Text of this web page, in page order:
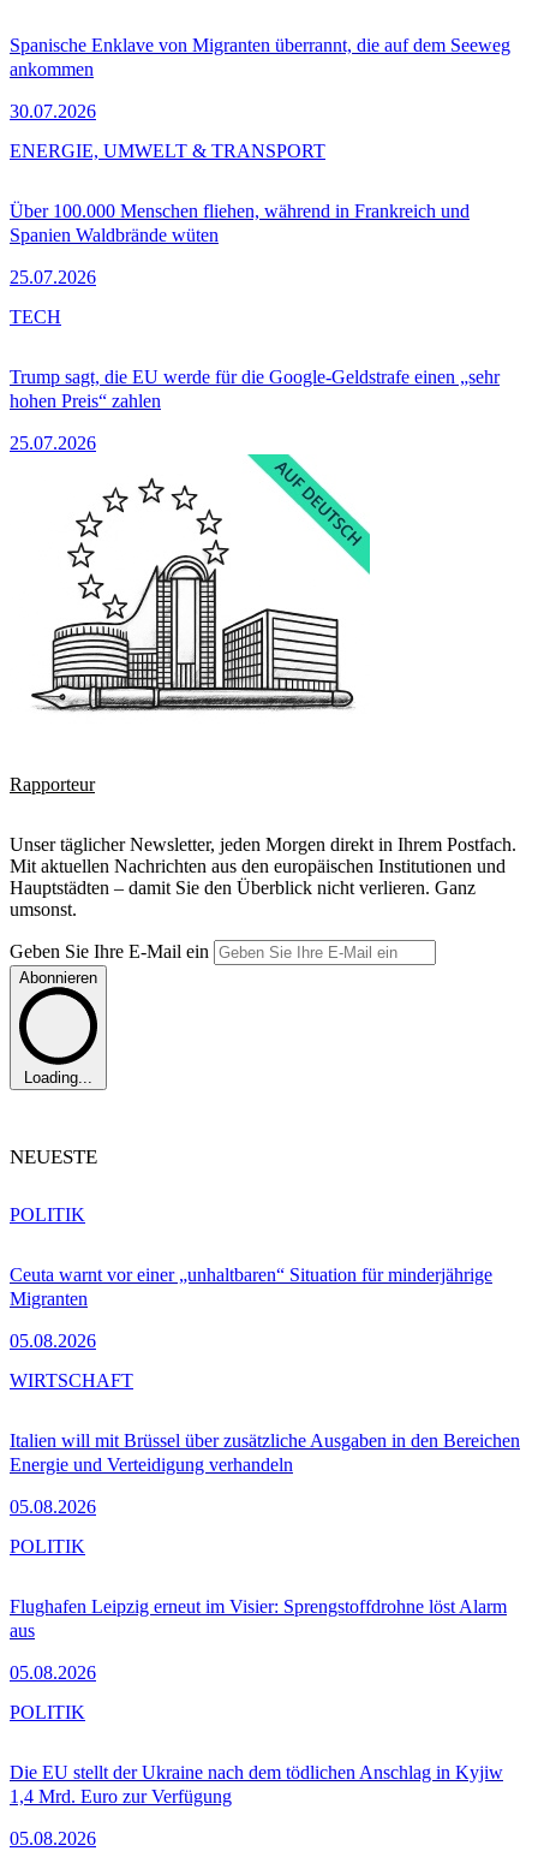
Spanische Enklave von Migranten überrannt, die auf dem Seeweg
ankommen
30.07.2026
Über 100.000 Menschen fliehen, während in Frankreich und
Spanien Waldbrände wüten
25.07.2026
ENERGIE, UMWELT & TRANSPORT
Trump sagt, die EU werde für die Google-Geldstrafe einen „sehr
hohen Preis“ zahlen
25.07.2026
TECH
Rapporteur
Unser täglicher Newsletter, jeden Morgen direkt in Ihrem Postfach.
Mit aktuellen Nachrichten aus den europäischen Institutionen und
Hauptstädten – damit Sie den Überblick nicht verlieren. Ganz
umsonst.
Geben Sie Ihre E-Mail ein
Abonnieren
Loading...
NEUESTE
Ceuta warnt vor einer „unhaltbaren“ Situation für minderjährige
Migranten
05.08.2026
POLITIK
Italien will mit Brüssel über zusätzliche Ausgaben in den Bereichen
Energie und Verteidigung verhandeln
05.08.2026
WIRTSCHAFT
Flughafen Leipzig erneut im Visier: Sprengstoffdrohne löst Alarm
aus
05.08.2026
POLITIK
Die EU stellt der Ukraine nach dem tödlichen Anschlag in Kyjiw
1,4 Mrd. Euro zur Verfügung
05.08.2026
POLITIK